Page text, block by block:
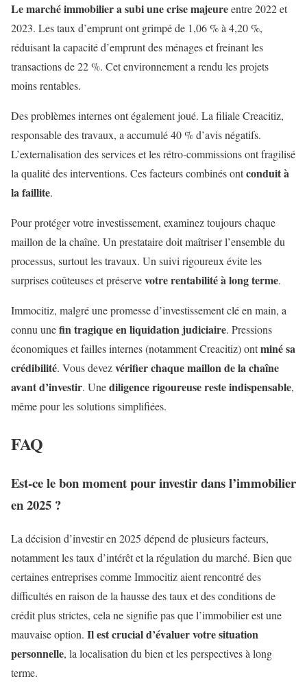
Le marché immobilier a subi une crise majeureentre 2022 et
2023. Les taux d’emprunt ont grimpé de 1,06 % à 4,20 %,
réduisant la capacité d’emprunt des ménages et freinant les
transactions de 22 %. Cet environnement a rendu les projets
moins rentables.
Des problèmes internes ont également joué. La filiale Creacitiz,
responsable des travaux, a accumulé 40 % d’avis négatifs.
L’externalisation des services et les rétro-commissions ont fragilisé
la qualité des interventions. Ces facteurs combinés ontconduit à
la faillite.
Pour protéger votre investissement, examinez toujours chaque
maillon de la chaîne. Un prestataire doit maîtriser l’ensemble du
processus, surtout les travaux. Un suivi rigoureux évite les
surprises coûteuses et préservevotre rentabilité à long terme.
Immocitiz, malgré une promesse d’investissement clé en main, a
connu unefin tragique en liquidation judiciaire. Pressions
économiques et failles internes (notamment Creacitiz) ontminé sa
crédibilité. Vous devezvérifier chaque maillon de la chaîne
avant d’investir. Unediligence rigoureuse reste indispensable,
même pour les solutions simplifiées.
FAQ
Est-ce le bon moment pour investir dans l’immobilier
en 2025 ?
La décision d’investir en 2025 dépend de plusieurs facteurs,
notamment les taux d’intérêt et la régulation du marché. Bien que
certaines entreprises comme Immocitiz aient rencontré des
difficultés en raison de la hausse des taux et des conditions de
crédit plus strictes, cela ne signifie pas que l’immobilier est une
mauvaise option. Il est crucial d’évaluer votre situation
personnelle, la localisation du bien et les perspectives à long
terme.